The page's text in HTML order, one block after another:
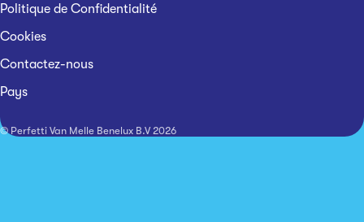
Politique de Confidentialité
Cookies
Contactez-nous
Pays
© Perfetti Van Melle Benelux B.V2026